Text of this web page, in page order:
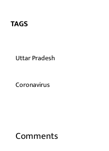
TAGS
Uttar Pradesh
Coronavirus
Comments